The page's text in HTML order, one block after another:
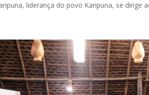
liderança do povo Karipuna, se dirige